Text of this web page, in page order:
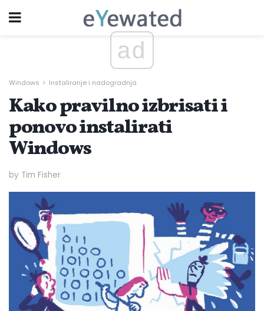
ad
Windows Instaliranje i nadogradnja
Kako pravilno izbrisati i
ponovo instalirati
Windows
by Tim Fisher